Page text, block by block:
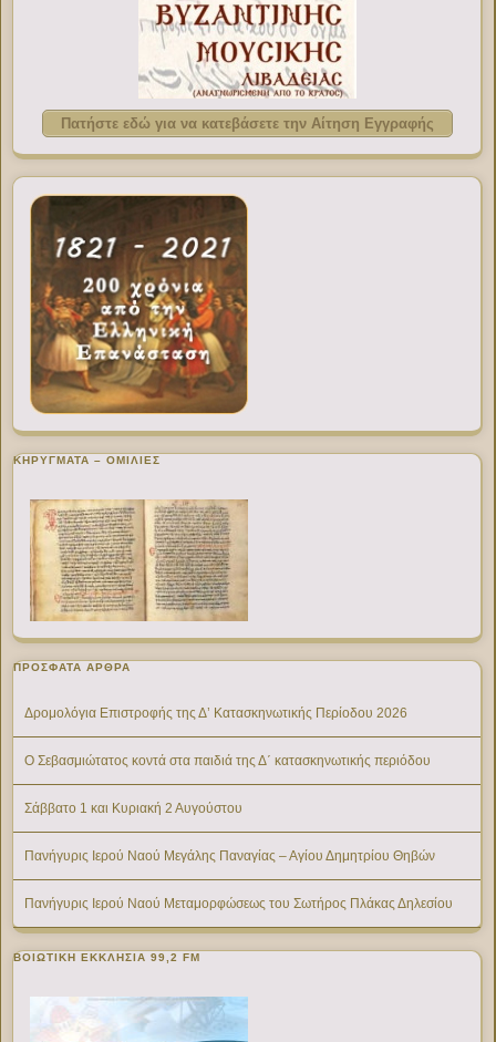
Πατήστε εδώ για να κατεβάσετε την Αίτηση Εγγραφής
ΚΗΡΥΓΜΑΤΑ – ΟΜΙΛΙΕΣ
ΠΡΌΣΦΑΤΑ ΆΡΘΡΑ
Δρομολόγια Επιστροφής της Δ’ Κατασκηνωτικής Περίοδου 2026
Ο Σεβασμιώτατος κοντά στα παιδιά της Δ΄ κατασκηνωτικής περιόδου
Σάββατο 1 και Κυριακή 2 Αυγούστου
Πανήγυρις Ιερού Ναού Μεγάλης Παναγίας – Αγίου Δημητρίου Θηβών
Πανήγυρις Ιερού Ναού Μεταμορφώσεως του Σωτήρος Πλάκας Δηλεσίου
ΒΟΙΩΤΙΚΉ ΕΚΚΛΗΣΊΑ 99,2 FM